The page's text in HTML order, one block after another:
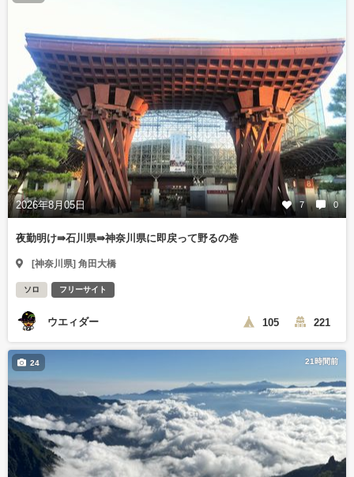
2026年8月05日 7 0
夜勤明け⇛石川県⇛神奈川県に即戻って野るの巻
[神奈川県] 角田大橋
ソロ フリーサイト
ウエィダー 105 221
21時間前
24